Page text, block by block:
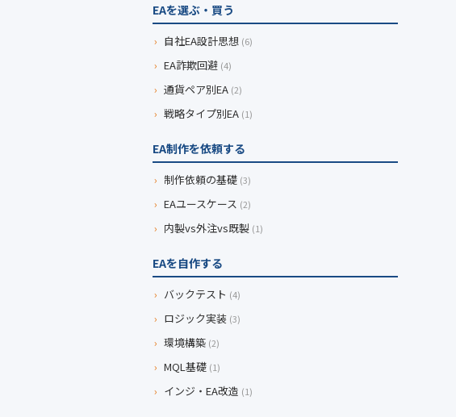
EAを選ぶ・買う
› 自社EA設計思想 (6)
› EA詐欺回避 (4)
› 通貨ペア別EA (2)
› 戦略タイプ別EA (1)
EA制作を依頼する
› 制作依頼の基礎 (3)
› EAユースケース (2)
› 内製vs外注vs既製 (1)
EAを自作する
› バックテスト (4)
› ロジック実装 (3)
› 環境構築 (2)
› MQL基礎 (1)
› インジ・EA改造 (1)